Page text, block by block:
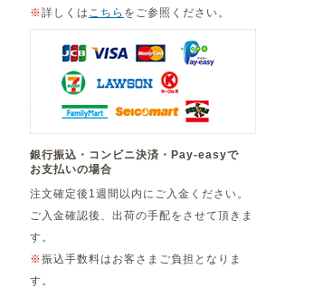
※詳しくは こちら をご参照ください。
銀行振込・コンビニ決済・Pay-easyで
お支払いの場合
注文確定後1週間以内にご入金ください。
ご入金確認後、出荷の手配をさせて頂きま
す。
※振込手数料はお客さまご負担となりま
す。